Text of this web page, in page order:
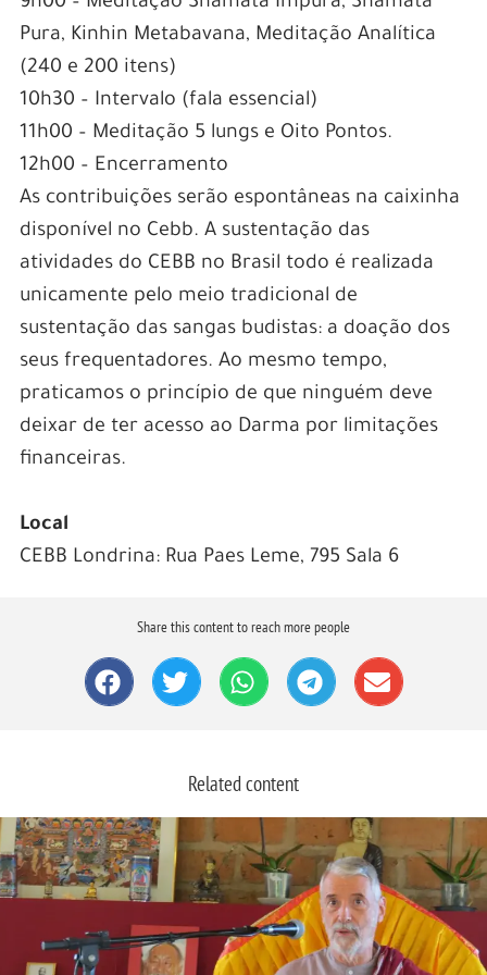
Pura, Kinhin Metabavana, Meditação Analítica
(240 e 200 itens)
10h30 – Intervalo (fala essencial)
11h00 – Meditação 5 lungs e Oito Pontos.
12h00 – Encerramento
As contribuições serão espontâneas na caixinha
disponível no Cebb. A sustentação das
atividades do CEBB no Brasil todo é realizada
unicamente pelo meio tradicional de
sustentação das sangas budistas: a doação dos
seus frequentadores. Ao mesmo tempo,
praticamos o princípio de que ninguém deve
deixar de ter acesso ao Darma por limitações
financeiras.
Local
CEBB Londrina: Rua Paes Leme, 795 Sala 6
Share this content to reach more people
Related content